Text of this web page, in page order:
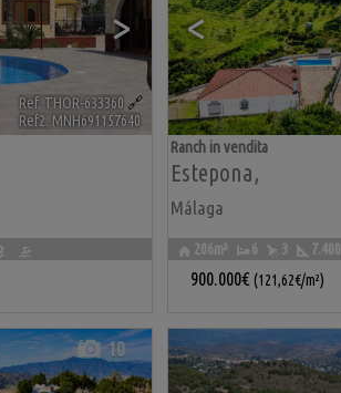
>
Ref. THOR-633360 🔗
Ref2. MNH691157640
<
Estepona,
Málaga
Ranch in vendita
206m² 6 3
900.000€ (121,62€/m²)
10